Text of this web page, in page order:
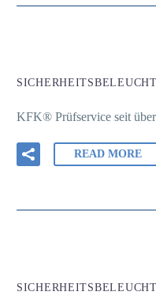
KFK® Prüfservice seit
READ MORE